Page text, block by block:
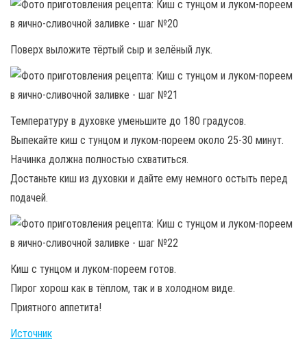
Поверх выложите тёртый сыр и зелёный лук.
Температуру в духовке уменьшите до 180 градусов.
Выпекайте киш с тунцом и луком-пореем около 25-30 минут.
Начинка должна полностью схватиться.
Достаньте киш из духовки и дайте ему немного остыть перед
подачей.
Киш с тунцом и луком-пореем готов.
Пирог хорош как в тёплом, так и в холодном виде.
Приятного аппетита!
Источник